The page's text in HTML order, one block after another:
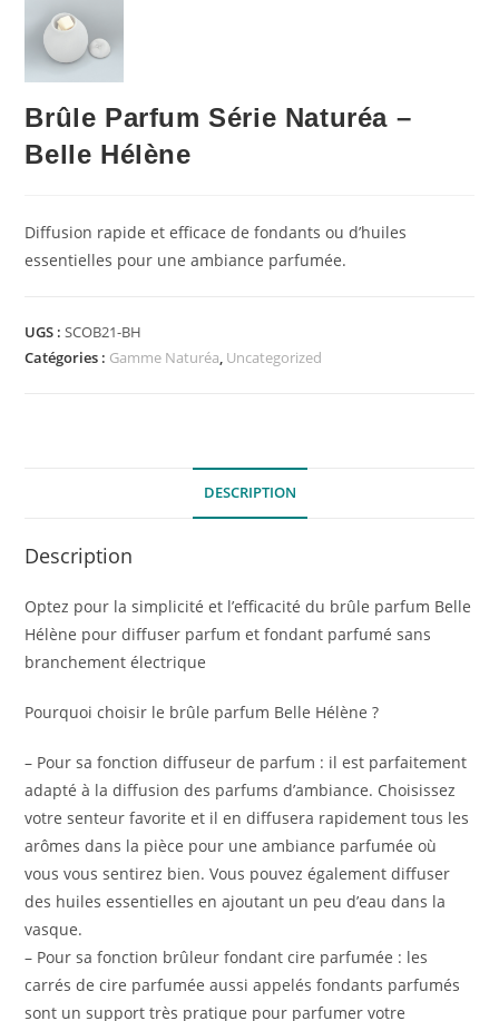
Brûle Parfum Série Naturéa –
Belle Hélène
Diffusion rapide et efficace de fondants ou d’huiles
essentielles pour une ambiance parfumée.
UGS :SCOB21-BH
Catégories : Gamme Naturéa, Uncategorized
DESCRIPTION
Description
Optez pour la simplicité et l’efficacité du brûle parfum Belle
Hélène pour diffuser parfum et fondant parfumé sans
branchement électrique
Pourquoi choisir le brûle parfum Belle Hélène ?
– Pour sa fonction diffuseur de parfum : il est parfaitement
adapté à la diffusion des parfums d’ambiance. Choisissez
votre senteur favorite et il en diffusera rapidement tous les
arômes dans la pièce pour une ambiance parfumée où
vous vous sentirez bien. Vous pouvez également diffuser
des huiles essentielles en ajoutant un peu d’eau dans la
vasque.
– Pour sa fonction brûleur fondant cire parfumée : les
carrés de cire parfumée aussi appelés fondants parfumés
sont un support très pratique pour parfumer votre